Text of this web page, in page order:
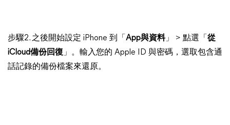
步驟2. 之後開始設定 iPhone 到「 App與資料」 > 點選「 從
iCloud備份回復 」。輸入您的 Apple ID 與密碼，選取包含通
話記錄的備份檔案來還原。